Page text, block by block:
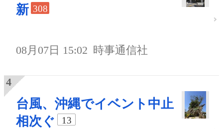
新 308
08月07日 15:02 時事通信社
台風、沖縄でイベント中止
相次ぐ
13